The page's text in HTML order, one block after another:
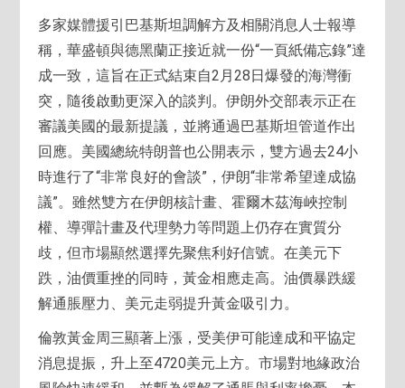
多家媒體援引巴基斯坦調解方及相關消息人士報導
稱，華盛頓與德黑蘭正接近就一份“一頁紙備忘錄”達
成一致，這旨在正式結束自2月28日爆發的海灣衝
突，隨後啟動更深入的談判。伊朗外交部表示正在
審議美國的最新提議，並將通過巴基斯坦管道作出
回應。美國總統特朗普也公開表示，雙方過去24小
時進行了“非常良好的會談”，伊朗“非常希望達成協
議”。雖然雙方在伊朗核計畫、霍爾木茲海峽控制
權、導彈計畫及代理勢力等問題上仍存在實質分
歧，但市場顯然選擇先聚焦利好信號。在美元下
跌，油價重挫的同時，黃金相應走高。油價暴跌緩
解通脹壓力、美元走弱提升黃金吸引力。
倫敦黃金周三顯著上漲，受美伊可能達成和平協定
消息提振，升上至4720美元上方。市場對地緣政治